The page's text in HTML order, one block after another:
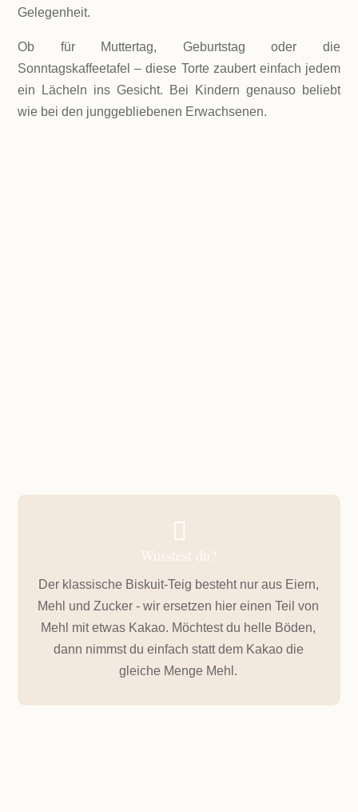
Gelegenheit.
Ob für Muttertag, Geburtstag oder die
Sonntagskaffeetafel – diese Torte zaubert einfach jedem
ein Lächeln ins Gesicht. Bei Kindern genauso beliebt
wie bei den junggebliebenen Erwachsenen.

Wusstest du?
Der klassische Biskuit-Teig besteht nur aus Eiern,
Mehl und Zucker - wir ersetzen hier einen Teil von
Mehl mit etwas Kakao. Möchtest du helle Böden,
dann nimmst du einfach statt dem Kakao die
gleiche Menge Mehl.